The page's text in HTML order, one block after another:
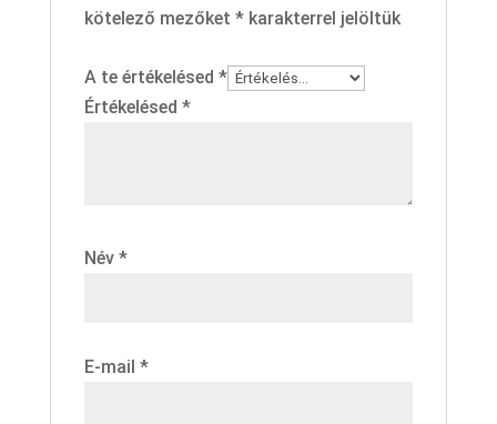
kötelező mezőket *karakterrel jelöltük
A te értékelésed *
Értékelésed *
Név *
E-mail *